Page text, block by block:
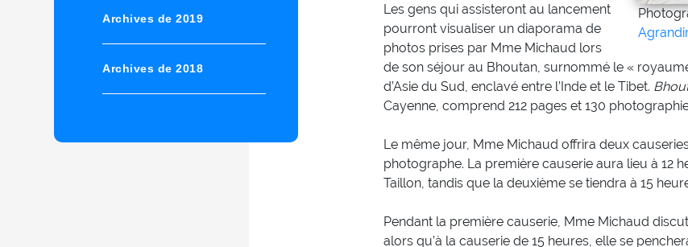
Archives de 2019
Archives de 2018
Les gens qui assisteront au lancement
pourront visualiser un diaporama de
photos prises par Mme Michaud lors
de son séjour au Bhoutan, surnommé le «
d’Asie du Sud, enclavé entre l’Inde et le Tibet.
Cayenne, comprend 212 pages et 130
Le même jour, Mme Michaud offrira deux
photographe. La première causerie aura lieu à 12
Taillon, tandis que la deuxième se tiendra à 15
Pendant la première causerie, Mme Michaud
alors qu’à la causerie de 15 heures, elle se